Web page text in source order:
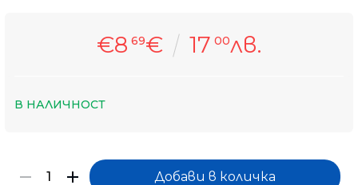
€8 69€ 17 00лв.
В НАЛИЧНОСТ